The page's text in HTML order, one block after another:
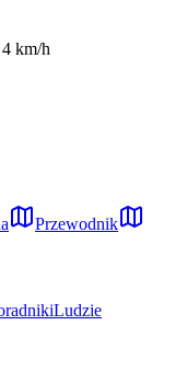
4 km/h
Przewodnik
Ludzie